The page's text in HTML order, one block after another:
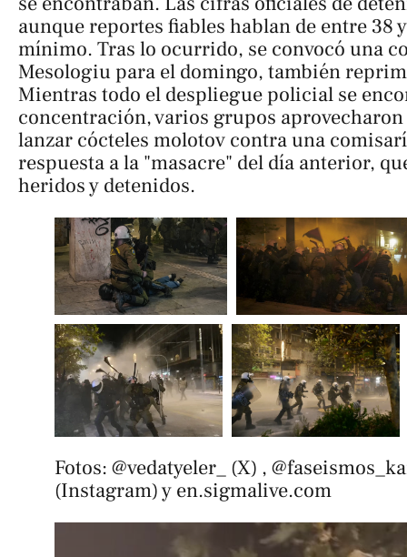
aunque reportes fiables hablan de entre 38
mínimo. Tras lo ocurrido, se convocó una
Mesologiu para el domingo, también
Mientras todo el despliegue policial se
concentración, varios grupos
lanzar cócteles molotov contra una
respuesta a la "masacre" del día anterior,
heridos y detenidos.
Fotos: @vedatyeler_ (X) ,
(Instagram) y en.sigmalive.com